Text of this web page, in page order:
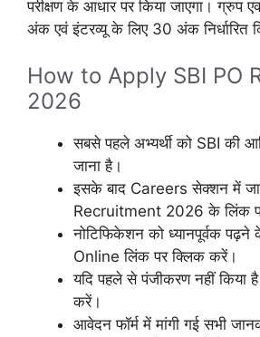
परीक्षण के आधार पर किया जाएगा। ग्रुप
अंक एवं इंटरव्यू के लिए 30 अंक निर्धारित
How to Apply SBI PO
2026
सबसे पहले अभ्यर्थी को SBI की
जाना है।
इसके बाद Careers सेक्शन में
Recruitment 2026 के लिंक
नोटिफिकेशन को ध्यानपूर्वक
Online लिंक पर क्लिक करें।
यदि पहले से पंजीकरण नहीं किया
करें।
आवेदन फॉर्म में मांगी गई सभी